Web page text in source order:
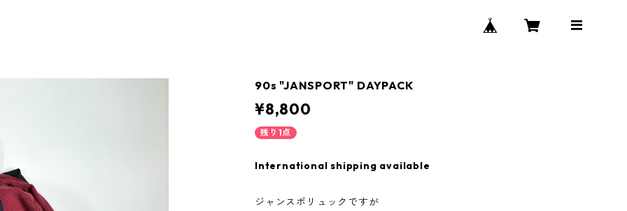
90s "JANSPORT" DAYPACK
¥8,800
残り1点
International shipping available
ジャンスポリュックですが